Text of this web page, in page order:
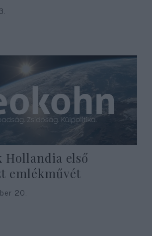
Hollandia első
emlékművét
20.